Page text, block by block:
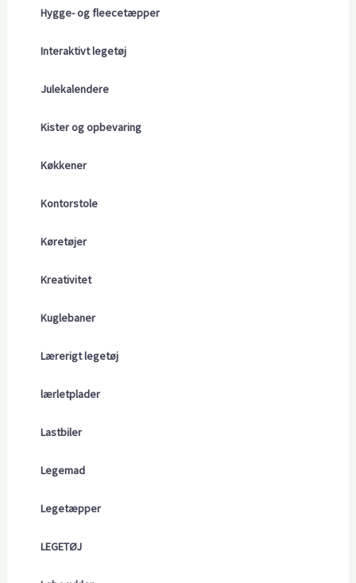
Hygge- og fleecetæpper
Interaktivt legetøj
Julekalendere
Kister og opbevaring
Køkkener
Kontorstole
Køretøjer
Kreativitet
Kuglebaner
Lærerigt legetøj
lærletplader
Lastbiler
Legemad
Legetæpper
LEGETØJ